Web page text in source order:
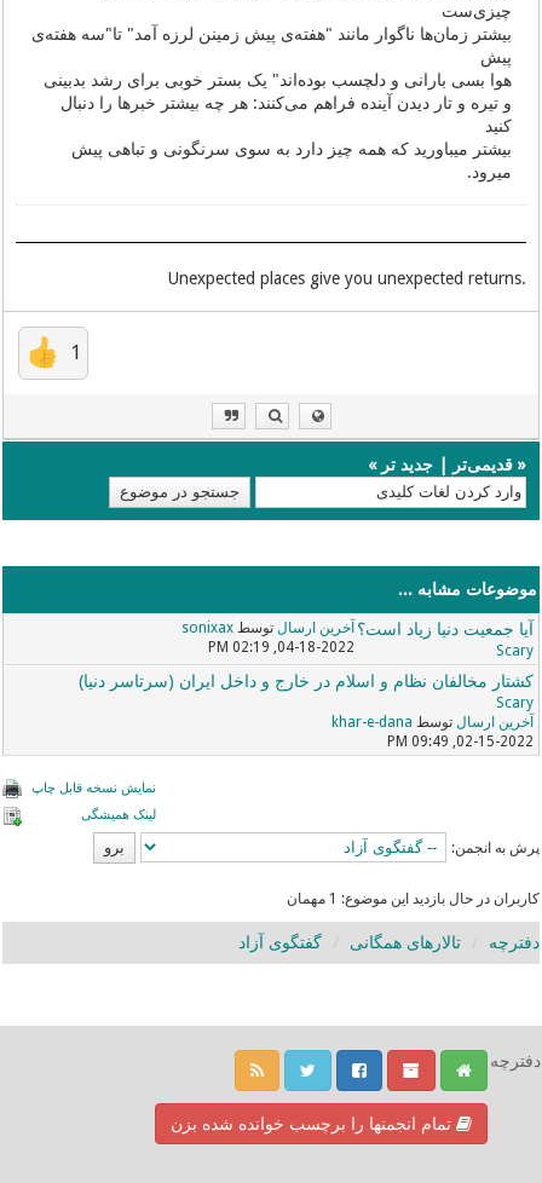
چیزی‌ست
بیشتر زمان‌ها ناگوار مانند "هفته‌ی پیش زمینن لرزه آمد‌" تا"سه هفته‌ی
پیش
هوا بسی بارانی و دلچسب بوده‌اند‌" یک بستر خوبی برای رشد بدبینی
و تیره و تار دیدن آینده فراهم می‌کنند‌: هر چه بیشتر خبرها را دنبال
کنید
بیشتر میباورید که همه چیز دارد به سوی سرنگونی و تباهی پیش
میرود.
.Unexpected places give you unexpected returns
1
«قدیمی‌تر |جدید تر »
موضوعات مشابه ...
آیا جمعیت دنیا زیاد است؟
Scary
آخرین ارسال توسطsonixax
04-18-2022, 02:19 PM
کشتار مخالفان نظام و اسلام در خارج و داخل ایران (سرتاسر دنیا)
Scary
آخرین ارسال توسط khar-e-dana
02-15-2022, 09:49 PM
نمایش نسخه قابل چاپ
لینک همیشگی
پرش به انجمن:
کاربران در حال بازدید این موضوع: 1 مهمان
دفترچه تالارهای همگانی گفتگوی آزاد
دفترچه
تمام انجمنها را برچسب خوانده شده بزن